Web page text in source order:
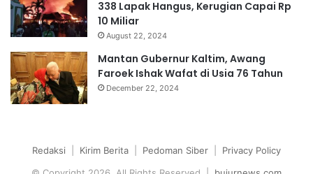
338 Lapak Hangus, Kerugian Capai Rp
10 Miliar
August 22, 2024
Mantan Gubernur Kaltim, Awang
Faroek Ishak Wafat di Usia 76 Tahun
December 22, 2024
Redaksi Kirim Berita Pedoman Siber
Privacy Policy